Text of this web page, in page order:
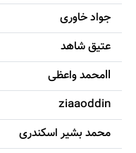
جواد خاوری
عتیق شاهد
llمحمد واعظی
ziaaoddin
محمد بشیر اسکندری